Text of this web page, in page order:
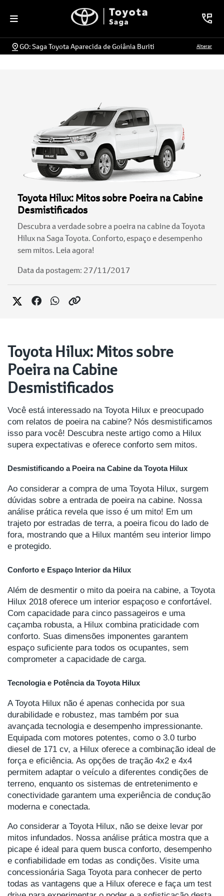
GO: Saga Toyota Aparecida de Goiânia Buriti Alterar
Toyota Hilux: Mitos sobre Poeira na Cabine
Desmistificados
Descubra a verdade sobre a poeira na cabine da Toyota
Hilux na Saga Toyota. Conforto, espaço e desempenho
sem mitos. Leia agora!
Data da postagem: 27/11/2017
Toyota Hilux: Mitos sobre
Poeira na Cabine
Desmistificados
Você está interessado na Toyota Hilux e preocupado
com relatos de poeira na cabine? Nós desmistificamos
isso para você! Descubra neste artigo como a Hilux
supera expectativas e oferece conforto sem mitos.
Desmistificando a Poeira na Cabine da Toyota Hilux
Ao considerar a compra de uma Toyota Hilux, surgem
dúvidas sobre a entrada de poeira na cabine. Nossa
análise prática revela que isso é um mito! Em um
trajeto por estradas de terra, a poeira ficou do lado de
fora, mostrando que a Hilux mantém seu interior limpo
e protegido.
Conforto e Espaço Interior da Hilux
Além de desmentir o mito da poeira na cabine, a Toyota
Hilux 2018 oferece um interior espaçoso e confortável.
Com capacidade para cinco passageiros e uma
caçamba robusta, a Hilux combina praticidade com
conforto. Suas dimensões imponentes garantem
espaço suficiente para todos os ocupantes, sem
comprometer a capacidade de carga.
Tecnologia e Potência da Toyota Hilux
A Toyota Hilux não é apenas conhecida por sua
durabilidade e robustez, mas também por sua
avançada tecnologia e desempenho impressionante.
Equipada com motores potentes, como o 3.0 turbo
diesel de 171 cv, a Hilux oferece a combinação ideal de
força e eficiência. As opções de tração 4x2 e 4x4
permitem adaptar o veículo a diferentes condições de
terreno, enquanto os sistemas de entretenimento e
conectividade garantem uma experiência de condução
moderna e conectada.
Ao considerar a Toyota Hilux, não se deixe levar por
mitos infundados. Nossa análise prática mostra que a
picape é ideal para quem busca conforto, desempenho
e confiabilidade em todas as condições. Visite uma
concessionária Saga Toyota para conhecer de perto
todas as vantagens que a Hilux oferece e faça um test